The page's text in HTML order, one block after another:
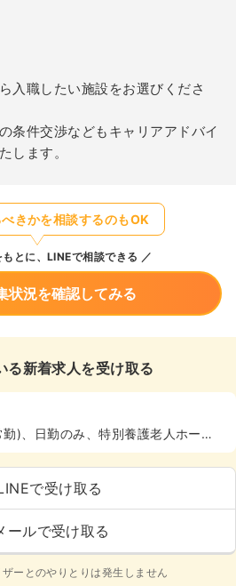
入職したい施設をお選びくださ
条件交渉などもキャリアアドバイ
します。
きかを相談するのもOK
とに、LINEで相談できる
状況を確認してみる
る新着求人を受け取る
)、日勤のみ、特別養護老人ホー
で受け取る
ールで受け取る
ーとのやりとりは発生しません